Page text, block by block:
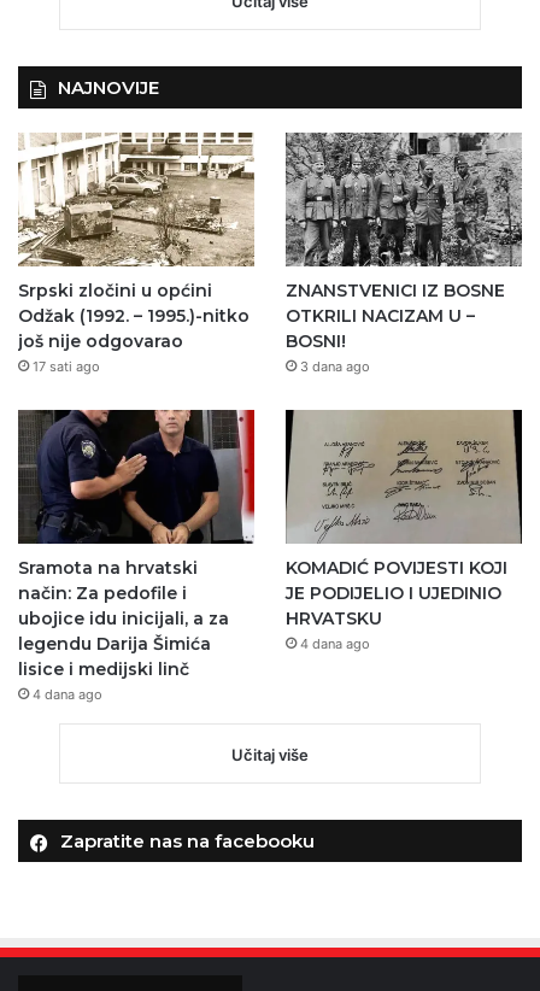
NAJNOVIJE
Srpski zločini u općini
Odžak (1992. – 1995.)-nitko
još nije odgovarao
17 sati ago
ZNANSTVENICI IZ BOSNE
OTKRILI NACIZAM U –
BOSNI!
3 dana ago
Sramota na hrvatski
način: Za pedofile i
ubojice idu inicijali, a za
legendu Darija Šimića
lisice i medijski linč
4 dana ago
KOMADIĆ POVIJESTI KOJI
JE PODIJELIO I UJEDINIO
HRVATSKU
4 dana ago
Učitaj više
Zapratite nas na facebooku